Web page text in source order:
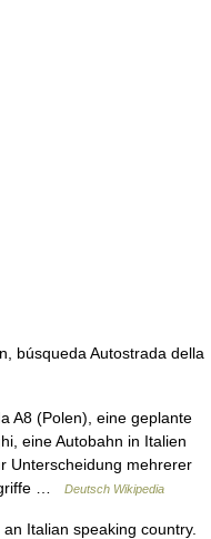
búsqueda Autostrada della
A8 (Polen), eine geplante
eine Autobahn in Italien
Unterscheidung mehrerer
…
Deutsch Wikipedia
Italian speaking country.